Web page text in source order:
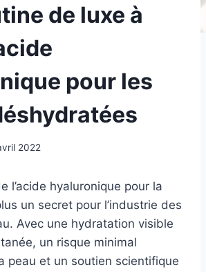
de luxe à
pour les
2022
l’acide hyaluronique pour la
un secret pour l’industrie des
Avec une hydratation visible
un risque minimal
peau et un soutien scientifique